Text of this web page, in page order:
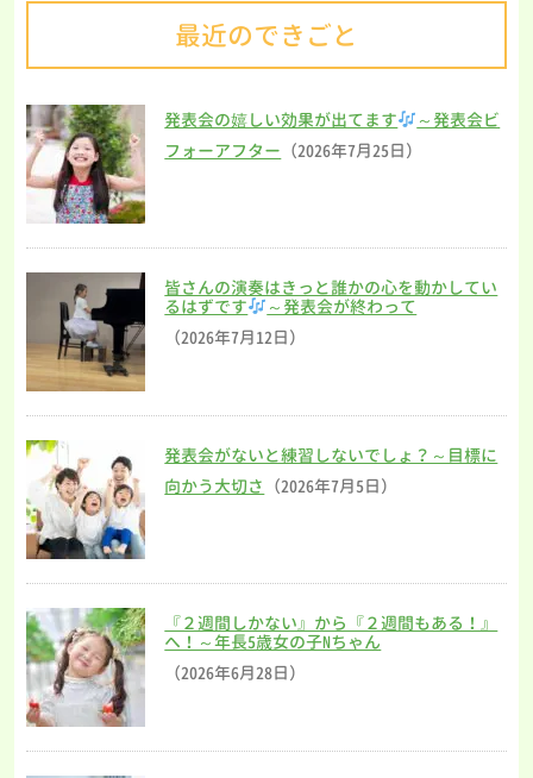
最近のできごと
発表会の嬉しい効果が出てます
～発表会ビ
フォーアフター （2026年7月25日）
皆さんの演奏はきっと誰かの心を動かしてい
るはずです
～発表会が終わって
（2026年7月12日）
発表会がないと練習しないでしょ？～目標に
向かう大切さ （2026年7月5日）
『２週間しかない』から『２週間もある！』
へ！～年長5歳女の子Nちゃん
（2026年6月28日）